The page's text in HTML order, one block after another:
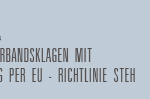
MIT
PER EU - RICHTLINIE STEH